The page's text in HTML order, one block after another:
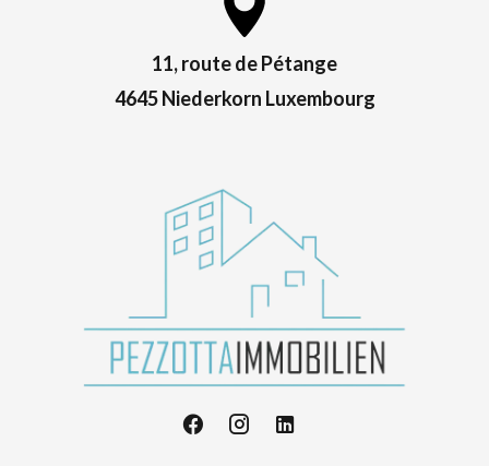
11, route de Pétange
4645 Niederkorn Luxembourg